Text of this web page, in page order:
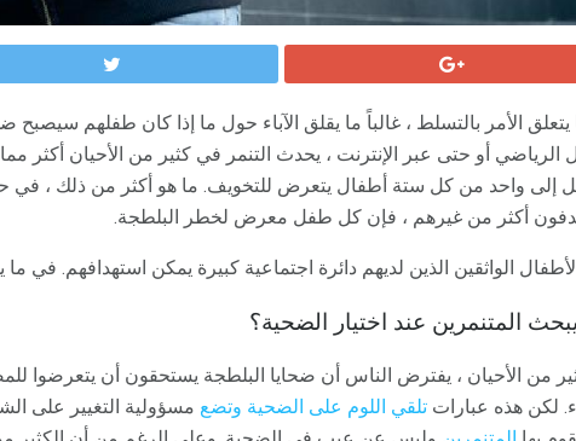
يتعلق الأمر بالتسلط ، غالباً ما يقلق الآباء حول ما إذا كان طفلهم
الرياضي أو حتى عبر الإنترنت ، يحدث التنمر في كثير من الأحيان أكثر
إلى واحد من كل ستة أطفال يتعرض للتخويف. ما هو أكثر من ذلك ، في
أكثر من غيرهم ، فإن كل طفل معرض لخطر البلطجة.
الواثقين الذين لديهم دائرة اجتماعية كبيرة يمكن استهدافهم.
المتنمرين عند اختيار الضحية؟
من الأحيان ، يفترض الناس أن ضحايا البلطجة يستحقون أن يتعرضوا
لكن هذه عبارات تلقي اللوم على الضحية وتضع مسؤولية التغيير على